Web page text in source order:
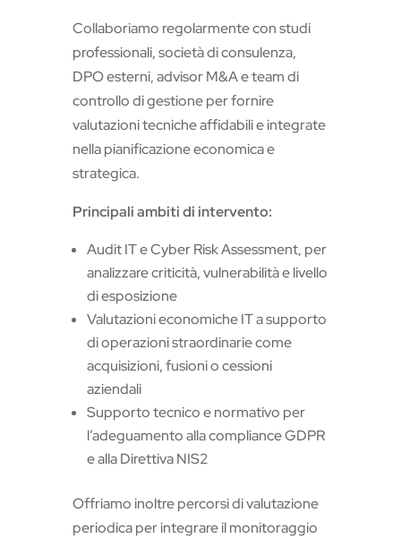
Collaboriamo regolarmente con studi
professionali, società di consulenza,
DPO esterni, advisor M&A e team di
controllo di gestione per fornire
valutazioni tecniche affidabili e integrate
nella pianificazione economica e
strategica.
Principali ambiti di intervento:
Audit IT e Cyber Risk Assessment, per
analizzare criticità, vulnerabilità e livello
di esposizione
Valutazioni economiche IT a supporto
di operazioni straordinarie come
acquisizioni, fusioni o cessioni
aziendali
Supporto tecnico e normativo per
l’adeguamento alla compliance GDPR
e alla Direttiva NIS2
Offriamo inoltre percorsi di valutazione
periodica per integrare il monitoraggio